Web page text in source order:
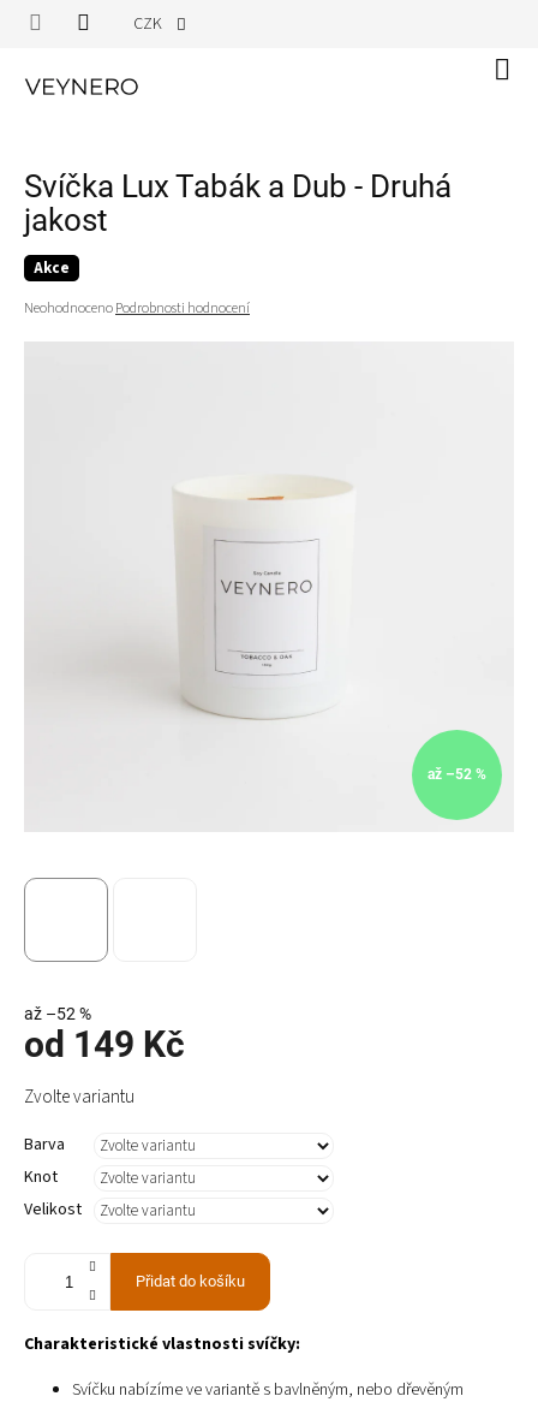
Přejít
CZK
Svíčka Lux Tabák a Dub - Druhá
jakost
Akce
Průměrné
produktu
NeohodnocenoPodrobnosti hodnocení
až –52 %
až –52 %
od 149 Kč
Měrná
cena:
Zvolte variantu
Barva
Knot
Velikost
Přidat do košíku
Charakteristické vlastnosti svíčky:
Svíčku nabízíme ve variantě s bavlněným, nebo dřevěným